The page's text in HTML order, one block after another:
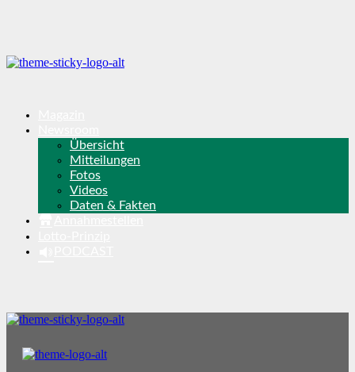
Übersicht
Mitteilungen
Fotos
Videos
Daten & Fakten